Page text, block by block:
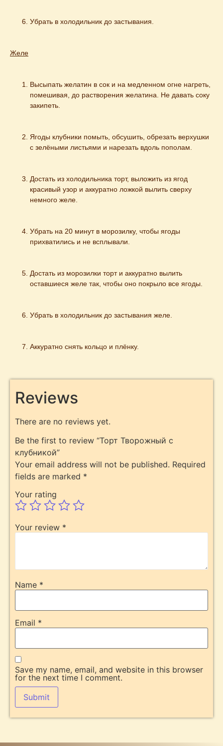
Убрать в холодильник до застывания.⠀
Желе
Высыпать желатин в сок и на медленном огне нагреть,
помешивая, до растворения желатина. Не давать соку
закипеть.
Ягоды клубники помыть, обсушить, обрезать верхушки
с зелёными листьями и нарезать вдоль пополам.
Достать из холодильника торт, выложить из ягод
красивый узор и аккуратно ложкой вылить сверху
немного желе.
Убрать на 20 минут в морозилку, чтобы ягоды
прихватились и не всплывали.
Достать из морозилки торт и аккуратно вылить
оставшиеся желе так, чтобы оно покрыло все ягоды.
Убрать в холодильник до застывания желе.
Аккуратно снять кольцо и плёнку.
Reviews
There are no reviews yet.
Be the first to review “Торт Творожный с
клубникой”
Your email address will not be published. Required
fields are marked *
Your rating
Your review *
Name *
Email *
Save my name, email, and website in this browser
for the next time I comment.